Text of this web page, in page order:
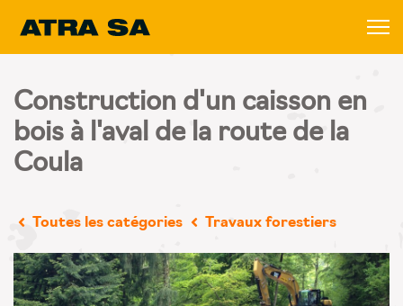
Construction d'un caisson en
bois à l'aval de la route de la
Coula
Toutes les catégories Travaux forestiers